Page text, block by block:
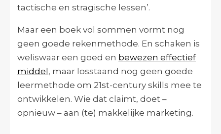
tactische en stragische lessen’.
Maar een boek vol sommen vormt nog
geen goede rekenmethode. En schaken is
weliswaar een goed en bewezen effectief
middel , maar losstaand nog geen goede
leermethode om 21st-century skills mee te
ontwikkelen. Wie dat claimt, doet –
opnieuw – aan (te) makkelijke marketing.